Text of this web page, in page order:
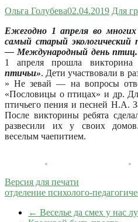
Ольга Голубева02.04.2019 Для
Ежегодно 1 апреля во
самый старый
— Международный день птиц.
1 апреля прошла викторина
птичьи». Дети участвовали в
» Не зевай — на вопросы
«Пословицы о птицах» и др.
птичьего пения и песней Н.А.
После викторины ребята
развесили их у своих
веселым чаепитием.
Версия для печати
отделение психолого-
← Веселье да смех у нас